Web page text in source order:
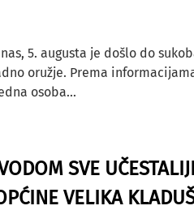
5. augusta je došlo do
oružje. Prema
osoba...
SVE
VELIKA